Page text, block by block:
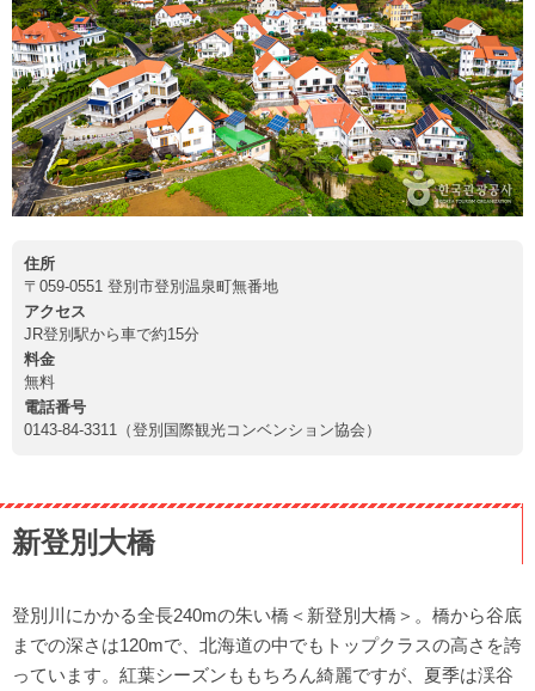
住所
〒059-0551 登別市登別温泉町無番地
アクセス
JR登別駅から車で約15分
料金
無料
電話番号
0143-84-3311（登別国際観光コンベンション協会）
新登別大橋
登別川にかかる全長240mの朱い橋＜新登別大橋＞。橋から谷底
までの深さは120mで、北海道の中でもトップクラスの高さを誇
っています。紅葉シーズンももちろん綺麗ですが、夏季は渓谷